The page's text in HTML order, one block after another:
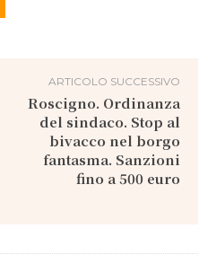
ARTICOLO SUCCESSIVO
Roscigno. Ordinanza
del sindaco. Stop al
bivacco nel borgo
fantasma. Sanzioni
fino a 500 euro